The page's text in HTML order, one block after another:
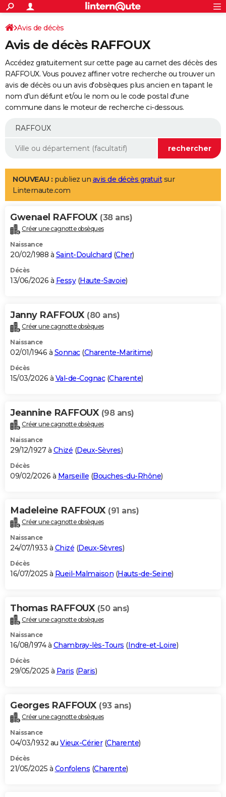
ACTUALITÉS
Politique
Société
Faits Divers
Education
Monde
Villes
+
SPORT
Coupe du monde 2026
Football
Tennis
Cyclisme
Rugby
Forum
Programme TV
TNT
Streaming
Cinéma
Sorties cinéma
Musique
+
FINANCE
Retraite
Epargne
Immobilier
Risques naturels par ville
Banque
Assurance
AUTO
Essais
Réserver un essai
Citadines
Berlines
SUV
Forum auto
+
Mobiles
Meilleur smartphone
Internet
Ordinateurs
Jeux vidéo
Guide high-tech
Aménagement intérieur
LIFESTYLE
Art de vivre
Bien-être
Loisirs
Mode
Modes de vie
Alimentation
Guide de la santé
Maladies
Médicaments
Sommeil
VOYAGE
Destinations
City break
Voyage nature
Voyage de noces
Forum
Climat
+PHOTO
GUIDES D'ACHAT
BONS PLANS
Carte de Noël
Carte Bonne année
Carte Saint-Valentin
Carte Pâques
Carte d'anniversaire
DICTIONNAIRE
Dictionnaire
Biographies
Citations
Expressions
Proverbes
PROGRAMME TV
S'inscrire
Se connecter
Lycées
Collèges
Primaires
Universités
Entreprises
Service militaire
Avis de recherche
AVIS DE DÉCÈS
Bricolage
Lifestyle
Culture
Sport
Auto
Television
Voyage
Cinema
Avis de décès
Avis de décès RAFFOUX
Accédez gratuitement sur cette page au carnet des décès des
RAFFOUX. Vous pouvez affiner votre recherche ou trouver un
avis de décès ou un avis d'obsèques plus ancien en tapant le
nom d'un défunt et/ou le nom ou le code postal d'une
commune dans le moteur de recherche ci-dessous.
NOUVEAU : publiez un avis de décès gratuitsur
Linternaute.com
Gwenael RAFFOUX (38 ans)
Créer une cagnotte obsèques
Naissance
20/02/1988 à Saint-Doulchard (Cher)
Décès
13/06/2026 à Fessy(Haute-Savoie)
Janny RAFFOUX (80 ans)
Créer une cagnotte obsèques
Naissance
02/01/1946 à Sonnac(Charente-Maritime)
Décès
15/03/2026 à Val-de-Cognac(Charente)
Jeannine RAFFOUX (98 ans)
Créer une cagnotte obsèques
Naissance
29/12/1927 à Chizé (Deux-Sèvres)
Décès
09/02/2026 à Marseille (Bouches-du-Rhône)
Madeleine RAFFOUX (91 ans)
Créer une cagnotte obsèques
Naissance
24/07/1933 à Chizé (Deux-Sèvres)
Décès
16/07/2025 à Rueil-Malmaison (Hauts-de-Seine)
Thomas RAFFOUX (50 ans)
Créer une cagnotte obsèques
Naissance
16/08/1974 à Chambray-lès-Tours (Indre-et-Loire)
Décès
29/05/2025 à Paris (Paris)
Georges RAFFOUX (93 ans)
Créer une cagnotte obsèques
Naissance
04/03/1932 au Vieux-Cérier(Charente)
Décès
21/05/2025 à Confolens (Charente)